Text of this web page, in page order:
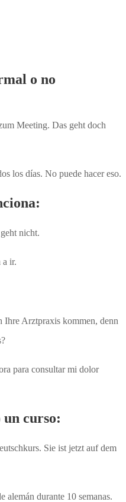
o no
Meeting. Das geht doch
los días. No puede hacer eso.
nicht.
a ir.
Ihre Arztpraxis kommen, denn
para consultar mi dolor
un curso:
Sie ist jetzt auf dem
alemán durante 10 semanas.